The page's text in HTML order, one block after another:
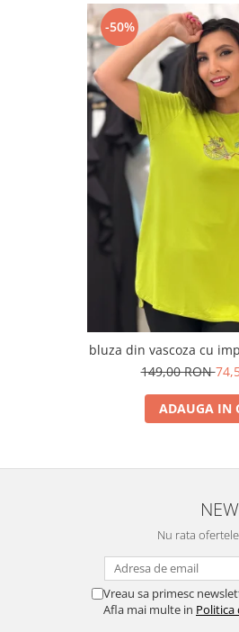
-50%
bluza din vascoza cu
149,00 RON
ADAUGA IN
Nu rata
Vreau sa primesc
Afla mai multe in